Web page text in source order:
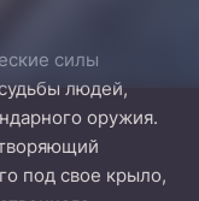
силы
людей,
оружия.
под свое крыло,